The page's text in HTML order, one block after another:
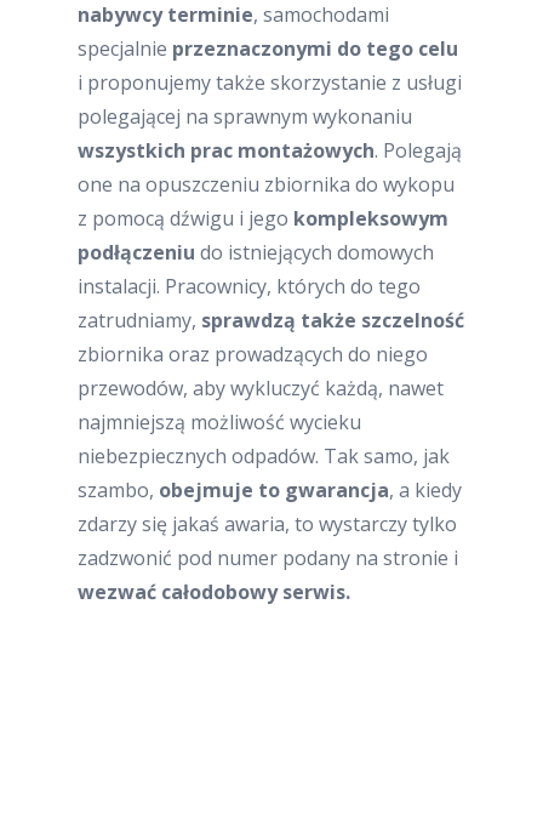
nabywcy terminie, samochodami
specjalnie przeznaczonymi do tego celu
i proponujemy także skorzystanie z usługi
polegającej na sprawnym wykonaniu
wszystkich prac montażowych. Polegają
one na opuszczeniu zbiornika do wykopu
z pomocą dźwigu i jego kompleksowym
podłączeniu do istniejących domowych
instalacji. Pracownicy, których do tego
zatrudniamy, sprawdzą także szczelność
zbiornika oraz prowadzących do niego
przewodów, aby wykluczyć każdą, nawet
najmniejszą możliwość wycieku
niebezpiecznych odpadów. Tak samo, jak
szambo, obejmuje to gwarancja, a kiedy
zdarzy się jakaś awaria, to wystarczy tylko
zadzwonić pod numer podany na stronie i
wezwać całodobowy serwis.